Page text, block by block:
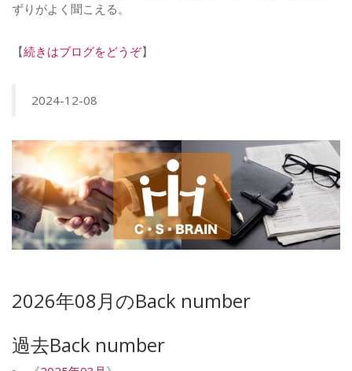
ずりがよく聞こえる。
【続きはブログをどうぞ】
2024-12-08
2026年08月のBack number
過去Back number